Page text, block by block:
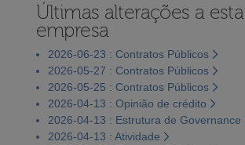
Últimas alterações a esta
empresa
2026-06-23 : Contratos Públicos
2026-05-27 : Contratos Públicos
2026-05-25 : Contratos Públicos
2026-04-13 : Opinião de crédito
2026-04-13 : Estrutura de Governance
2026-04-13 : Atividade